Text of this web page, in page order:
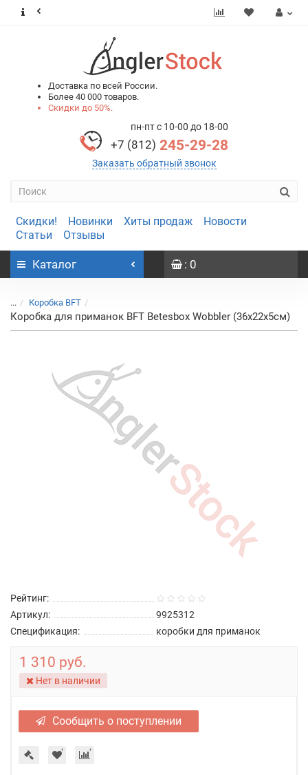
Доставка по всей России.
Более 40 000 товаров.
Скидки до 50%.
пн-пт с 10-00 до 18-00
+7 (812) 245-29-28
Заказать обратный звонок
Скидки! Новинки Хиты продаж
Новости
Статьи
Отзывы
Каталог : 0
... Коробка BFT
Коробка для приманок BFT Betesbox Wobbler (36x22x5см)
Рейтинг:
Артикул:
9925312
Спецификация:
коробки для приманок
1 310 руб.
Нет в наличии
Сообщить о поступлении